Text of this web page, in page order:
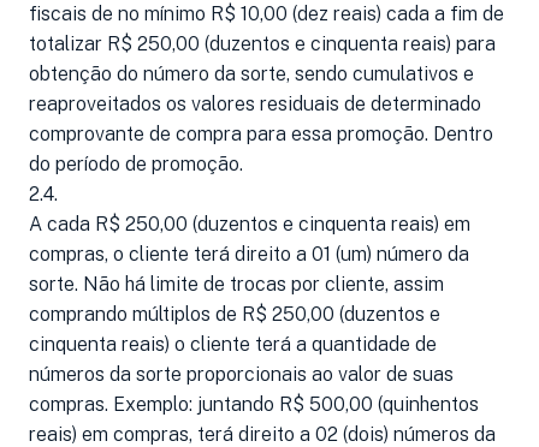
fiscais de no mínimo R$ 10,00 (dez reais) cada a fim de
totalizar R$ 250,00 (duzentos e cinquenta reais) para
obtenção do número da sorte, sendo cumulativos e
reaproveitados os valores residuais de determinado
comprovante de compra para essa promoção. Dentro
do período de promoção.
2.4.
A cada R$ 250,00 (duzentos e cinquenta reais) em
compras, o cliente terá direito a 01 (um) número da
sorte. Não há limite de trocas por cliente, assim
comprando múltiplos de R$ 250,00 (duzentos e
cinquenta reais) o cliente terá a quantidade de
números da sorte proporcionais ao valor de suas
compras. Exemplo: juntando R$ 500,00 (quinhentos
reais) em compras, terá direito a 02 (dois) números da